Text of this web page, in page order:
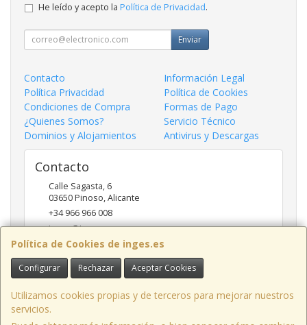
Política de Cookies de inges.es
Configurar Rechazar Aceptar Cookies
Utilizamos cookies propias y de terceros para mejorar nuestros
servicios.
He leído y acepto la Política de Privacidad.
Enviar
Contacto
Información Legal
Política Privacidad
Política de Cookies
Condiciones de Compra
Formas de Pago
¿Quienes Somos?
Servicio Técnico
Dominios y Alojamientos
Antivirus y Descargas
Contacto
Calle Sagasta, 6
03650Pinoso,Alicante
+34 966 966 008
inges@inges.es
Horario
9:00h - 14:00h y 17:00h - 19:30h